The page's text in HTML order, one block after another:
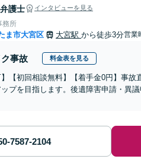
弁護士 インタビューを見る
務所
ま市大宮区 大宮駅 から徒歩3分営業
事故 料金表を見る
】【初回相談無料】【着手金0円】事
プを目指します。後遺障害申請・異